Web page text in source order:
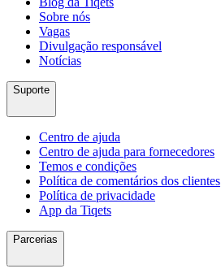
Sobre nós
Vagas
Divulgação responsável
Notícias
Suporte
Centro de ajuda
Centro de ajuda para fornecedores
Temos e condições
Política de comentários dos clientes
Política de privacidade
App da Tiqets
Parcerias